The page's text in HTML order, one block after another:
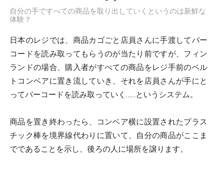
自分の手ですべての商品を取り出していくというのは新鮮な
体験？
日本のレジでは、商品カゴごと店員さんに手渡してバー
コードを読み取ってもらうのが当たり前ですが、フィン
ランドの場合、購入者がすべての商品をレジ手前のベル
トコンベアに置き流していき、それを店員さんが手にと
ってバーコードを読み取っていく……というシステム。
商品を置き終わったら、コンベア横に設置されたプラス
チック棒を境界線代わりに置いて、自分の商品がここま
でであることを示し、後ろの人に場所を譲ります。